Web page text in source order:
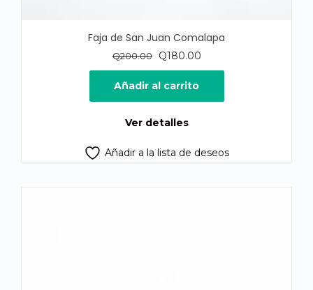
Faja de San Juan Comalapa
Q200.00
El
precio
original
era:
Q180.00El
precio
es:
Añadir al carrito
Ver detalles
Añadir a la lista de deseos